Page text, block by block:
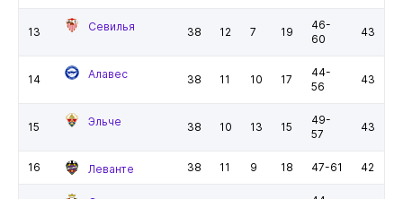
13 Севилья 38 12 7 19
46-
60
43
14 Алавес 38 11 10 17
44-
56
43
15 Эльче 38 10 13 15
49-
57
43
16 Леванте 38 11 9 18 47-61 42